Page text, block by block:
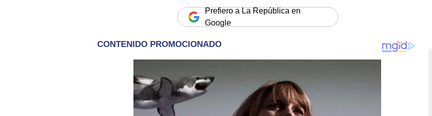
Prefiero a La República en
Google